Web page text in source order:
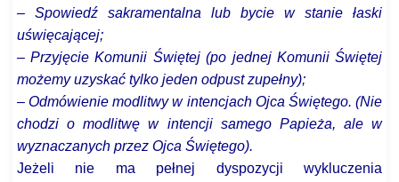
– Spowiedź sakramentalna lub bycie w stanie łaski
uświęcającej;
– Przyjęcie Komunii Świętej (po jednej Komunii Świętej
możemy uzyskać tylko jeden odpust zupełny);
– Odmówienie modlitwy w intencjach Ojca Świętego. (Nie
chodzi o modlitwę w intencji samego Papieża, ale w
wyznaczanych przez Ojca Świętego).
Jeżeli nie ma pełnej dyspozycji wykluczenia